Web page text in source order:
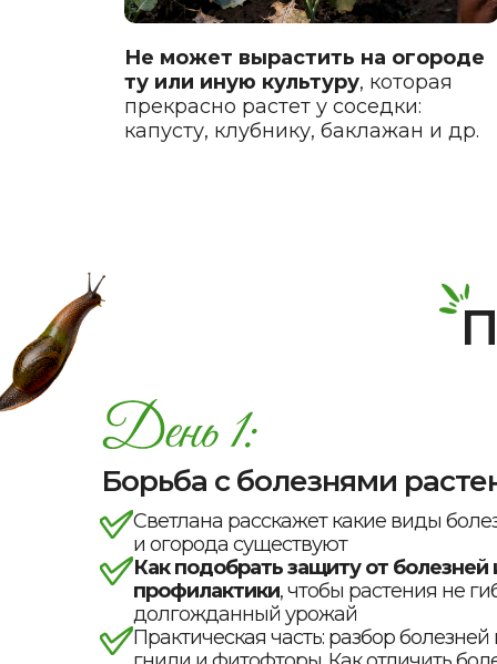
Не может вырастить на огороде
ту или иную культуру, которая
прекрасно растет у соседки:
капусту, клубнику, баклажан и др.
Борьба с болезнями
Светлана расскажет какие виды
и огорода существуют
Как подобрать защиту от
профилактики, чтобы растения не
долгожданный урожай
Практическая часть: разбор